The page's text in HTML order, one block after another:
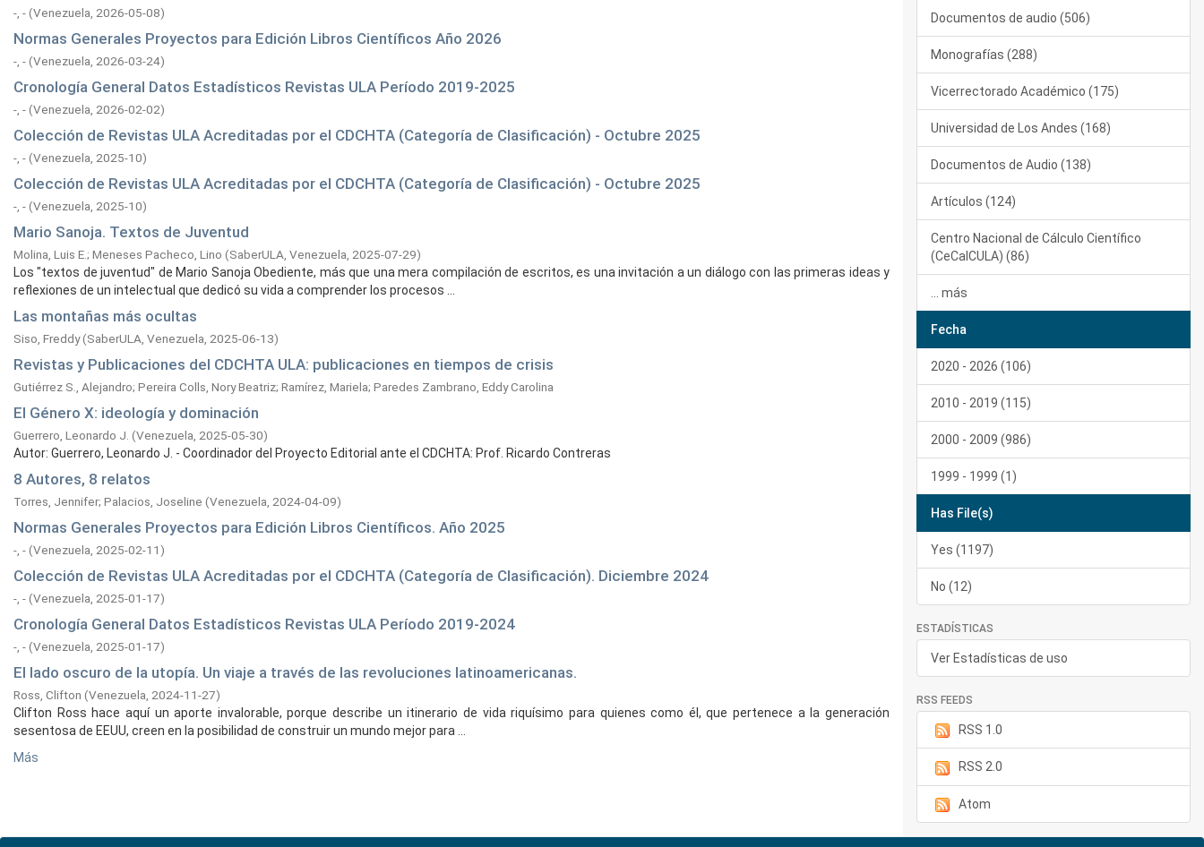
-, -(Venezuela, 2026-05-08)
Normas Generales Proyectos para Edición Libros Científicos Año 2026
-, -(Venezuela, 2026-03-24)
Cronología General Datos Estadísticos Revistas ULA Período 2019-2025
-, -(Venezuela, 2026-02-02)
Colección de Revistas ULA Acreditadas por el CDCHTA (Categoría de Clasificación) - Octubre 2025
-, -(Venezuela, 2025-10)
Colección de Revistas ULA Acreditadas por el CDCHTA (Categoría de Clasificación) - Octubre 2025
-, -(Venezuela, 2025-10)
Mario Sanoja. Textos de Juventud
Molina, Luis E.; Meneses Pacheco, Lino (SaberULA, Venezuela, 2025-07-29)
Los "textos de juventud" de Mario Sanoja Obediente, más que una mera compilación de escritos, es una invitación a un diálogo con las primeras ideas y
reflexiones de un intelectual que dedicó su vida a comprender los procesos ...
Las montañas más ocultas
Siso, Freddy(SaberULA, Venezuela, 2025-06-13)
Revistas y Publicaciones del CDCHTA ULA: publicaciones en tiempos de crisis
Gutiérrez S., Alejandro; Pereira Colls, Nory Beatriz; Ramírez, Mariela; Paredes Zambrano, Eddy Carolina
El Género X: ideología y dominación
Guerrero, Leonardo J. (Venezuela, 2025-05-30)
Autor: Guerrero, Leonardo J. - Coordinador del Proyecto Editorial ante el CDCHTA: Prof. Ricardo Contreras
8 Autores, 8 relatos
Torres, Jennifer; Palacios, Joseline (Venezuela, 2024-04-09)
Normas Generales Proyectos para Edición Libros Científicos. Año 2025
-, -(Venezuela, 2025-02-11)
Colección de Revistas ULA Acreditadas por el CDCHTA (Categoría de Clasificación). Diciembre 2024
-, -(Venezuela, 2025-01-17)
Cronología General Datos Estadísticos Revistas ULA Período 2019-2024
-, -(Venezuela, 2025-01-17)
El lado oscuro de la utopía. Un viaje a través de las revoluciones latinoamericanas.
Ross, Clifton (Venezuela, 2024-11-27)
Clifton Ross hace aquí un aporte invalorable, porque describe un itinerario de vida riquísimo para quienes como él, que pertenece a la generación
sesentosa de EEUU, creen en la posibilidad de construir un mundo mejor para ...
Más
Documentos de audio (506)
Monografías (288)
Vicerrectorado Académico (175)
Universidad de Los Andes (168)
Documentos de Audio (138)
Artículos (124)
Centro Nacional de Cálculo Científico
(CeCalCULA) (86)
... más
Fecha
2020 - 2026 (106)
2010 - 2019 (115)
2000 - 2009 (986)
1999 - 1999 (1)
Has File(s)
Yes (1197)
No (12)
ESTADÍSTICAS
Ver Estadísticas de uso
RSS FEEDS
RSS 1.0
RSS 2.0
Atom